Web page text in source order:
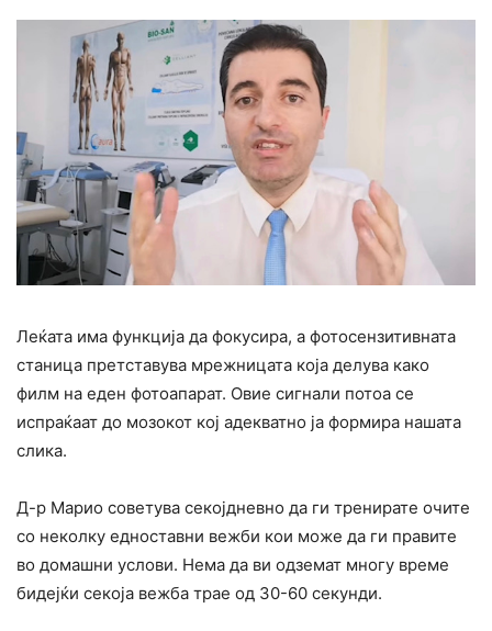
Леќата има функција да фокусира, а фотосензитивната
станица претставува мрежницата која делува како
филм на еден фотоапарат. Овие сигнали потоа се
испраќаат до мозокот кој адекватно ја формира нашата
слика.
Д-р Марио советува секојдневно да ги тренирате очите
со неколку едноставни вежби кои може да ги правите
во домашни услови. Нема да ви одземат многу време
бидејќи секоја вежба трае од 30-60 секунди.